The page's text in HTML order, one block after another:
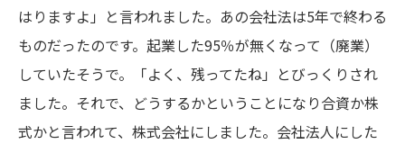
はりますよ」と言われました。あの会社法は5年で終わる
ものだったのです。起業した95％が無くなって（廃業）
していたそうで。「よく、残ってたね」とびっくりされ
ました。それで、どうするかということになり合資か株
式かと言われて、株式会社にしました。会社法人にした